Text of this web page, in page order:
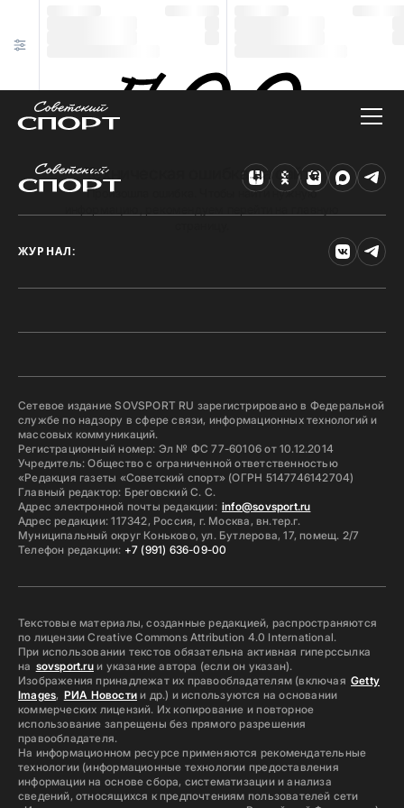
Техническая ошибка на сайте
Произошла ошибка. Чтобы найти нужную
ЖУРНАЛ:
Сетевое издание SOVSPORT RU зарегистрировано в Федеральной
службе по надзору в сфере связи, информационных технологий и
массовых коммуникаций.
Регистрационный номер: Эл № ФС 77-60106 от 10.12.2014
Учредитель: Общество с ограниченной ответственностью
«Редакция газеты «Советский спорт» (ОГРН 5147746142704)
Главный редактор: Бреговский С. С.
Адрес электронной почты редакции: info@sovsport.ru
Адрес редакции: 117342, Россия, г. Москва, вн.тер.г.
Муниципальный округ Коньково, ул. Бутлерова, 17, помещ. 2/7
Телефон редакции: +7 (991) 636-09-00
Текстовые материалы, созданные редакцией, распространяются
по лицензии Creative Commons Attribution 4.0 International.
При использовании текстов обязательна активная гиперссылка
на sovsport.ruи указание автора (если он указан).
Изображения принадлежат их правообладателям (включая Getty
Images, РИА Новостии др.) и используются на основании
коммерческих лицензий. Их копирование и повторное
использование запрещены без прямого разрешения
правообладателя.
На информационном ресурсе применяются рекомендательные
технологии (информационные технологии предоставления
информации на основе сбора, систематизации и анализа
сведений, относящихся к предпочтениям пользователей сети